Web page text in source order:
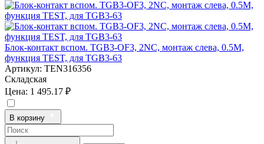
Блок-контакт вспом. TGB3-OF3, 2NC, монтаж слева, 0.5M,
функция TEST, для TGB3-63
Артикул: TEN316356
Складская
Цена: 1 495.17 ₽
В корзину